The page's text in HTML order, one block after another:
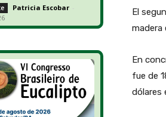
Patricia Escobar -
El
madera
En
fue de
dólares